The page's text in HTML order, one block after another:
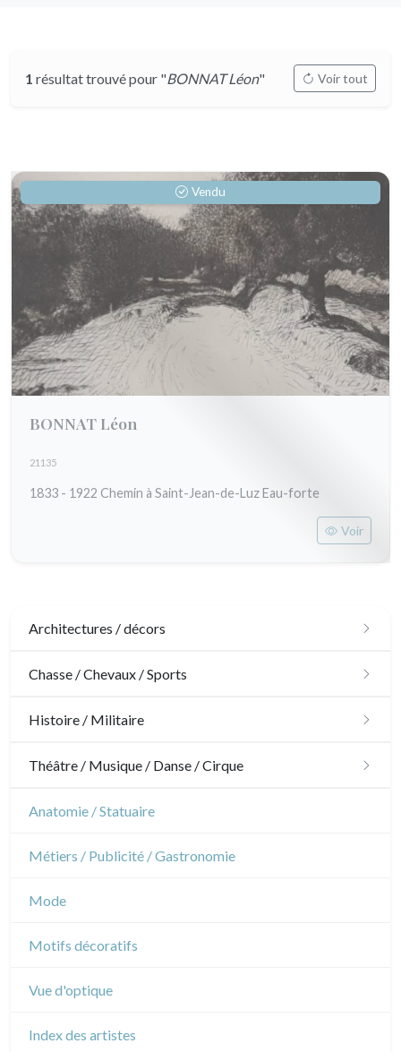
1 résultat trouvé pour "BONNAT Léon" Voir tout
Vendu
BONNAT Léon
21135
1833 - 1922 Chemin à Saint-Jean-de-Luz Eau-forte
Voir
Architectures / décors
Architecture
Chasse / Chevaux / Sports
Chasse
Histoire / Militaire
Militaire
Théâtre / Musique / Danse / Cirque
Théâtre
Anatomie / Statuaire
Métiers / Publicité / Gastronomie
Mode
Motifs décoratifs
Vue d'optique
Index des artistes